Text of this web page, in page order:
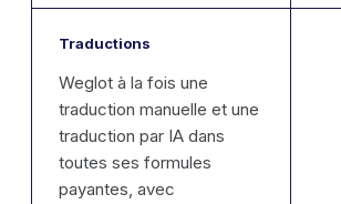
Traductions
Weglot à la fois une
traduction manuelle et une
traduction par IA dans
toutes ses formules
payantes, avec